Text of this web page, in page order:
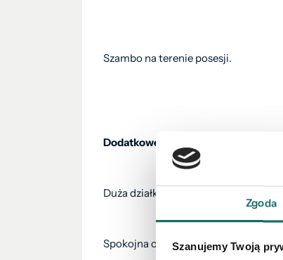
Zgoda
Szanujemy Twoją
Szambo na terenie posesji.
Dodatkowe atuty:
Duża działka daje możliwość
Spokojna okolica, idealna dla osób